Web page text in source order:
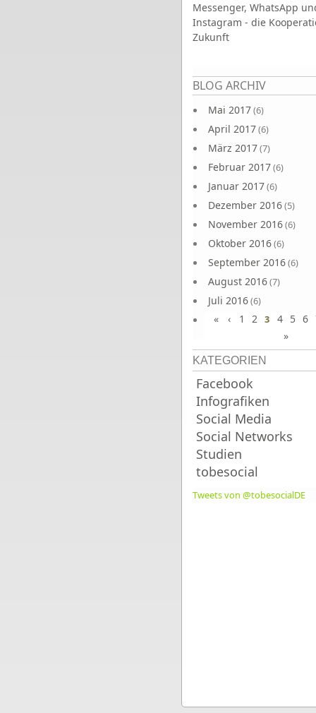
Messenger, WhatsApp
Instagram - die
Zukunft
BLOG ARCHIV
Mai 2017(6)
April 2017(6)
März 2017(7)
Februar 2017(6)
Januar 2017(6)
Dezember 2016(5)
November 2016(6)
Oktober 2016(6)
September 2016(6)
August 2016(7)
Juli 2016(6)
Juni 2016(7)
Seiten
« ‹ 1 2 3 4 5 6
»
KATEGORIEN
Facebook
Infografiken
Social Media
Social Networks
Studien
tobesocial
Tweets von @tobesocialDE